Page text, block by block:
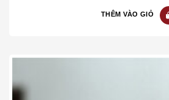
THÊM VÀO GIỎ